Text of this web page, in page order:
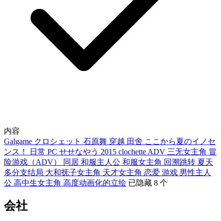
内容
Galgame クロシェット 石原舞 穿越 田舍 ここから夏のイノセ
ンス！
日常 PC せせなやう 2015 clochette ADV 三无女主角 冒
险游戏（ADV）
同居 和服主人公 和服女主角 回溯跳转 夏天
多分支结局 大和抚子女主角 天才女主角 恋爱 游戏 男性主人
公 高中生女主角 高度动画化的立绘 已隐藏 8 个
会社